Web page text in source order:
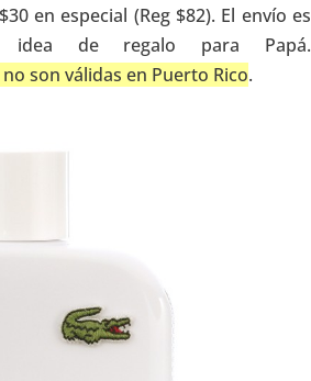
en especial (Reg $82). El envío es
de regalo para Papá.
son válidas en Puerto Rico.